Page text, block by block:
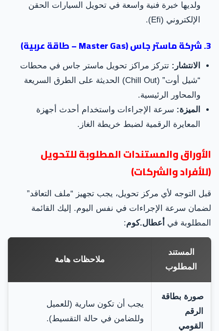
ولديها خبرة فنية واسعة في تحويل السيارات الحقن
الإلكتروني (Efi).
3. شركة ماستر جاس (Master Gas – طاقة عربية)
الانتشار: تتركز مراكز تحويل ماستر جاس في محطات
“شيل أوت” (Chill Out) الحديثة على الطرق السريعة
والمحاور الرئيسية.
الميزة: سرعة الإجراءات واستخدام أحدث أجهزة
المعايرة الرقمية لضبط خريطة الغاز.
الأوراق والمستندات المطلوبة للتحويل
(للأفراد والشركات)
قبل التوجه لأي مركز تحويل، يجب تجهيز “ملف التعاقد”
لضمان سرعة الإجراءات في نفس اليوم. إليك القائمة
المطلوبة في أعطال.كوم:
المستند
المطلوب
ملاحظات هامة
صورة بطاقة
الرقم
القومي
يجب أن تكون سارية (للعميل
وللضامن في حالة التقسيط).